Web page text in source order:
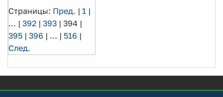
Страницы: Пред. | 1 |
... | 392 | 393 | 394 |
395 | 396 | ... | 516 |
След.